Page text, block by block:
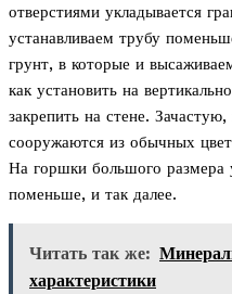
отверстиями укладывается
устанавливаем трубу
грунт, в которые и
как установить на
закрепить на стене.
сооружаются из обычных
На горшки большого размера
поменьше, и так далее.
Читать так же:
характеристики